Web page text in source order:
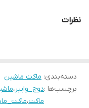
نظرات
دسته‌بندی: ماکت ماشین
برچسب‌ها :دوج_وایپر،
ماکت،